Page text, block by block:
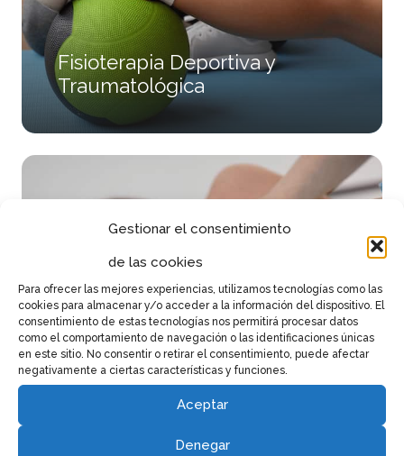
Gestionar el consentimiento
de las cookies
Para ofrecer las mejores experiencias, utilizamos tecnologías como las
cookies para almacenar y/o acceder a la información del dispositivo. El
consentimiento de estas tecnologías nos permitirá procesar datos
como el comportamiento de navegación o las identificaciones únicas
en este sitio. No consentir o retirar el consentimiento, puede afectar
negativamente a ciertas características y funciones.
Aceptar
Denegar
Fisioterapia Deportiva y
Traumatológica